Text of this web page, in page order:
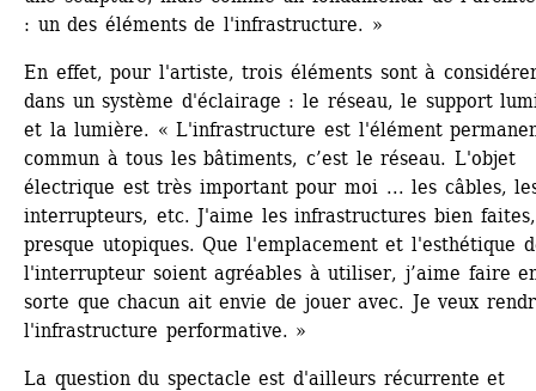
: un des éléments de l'infrastructure. »
En effet, pour l'artiste, trois éléments sont à
dans un système d'éclairage : le réseau, le support
et la lumière. « L'infrastructure est l'élément
commun à tous les bâtiments, c’est le réseau. L'objet
électrique est très important pour moi ... les câbles,
interrupteurs, etc. J'aime les infrastructures bien faites,
presque utopiques. Que l'emplacement et l'esthétique
l'interrupteur soient agréables à utiliser, j’aime faire
sorte que chacun ait envie de jouer avec. Je veux
l'infrastructure performative. »
La question du spectacle est d'ailleurs récurrente et